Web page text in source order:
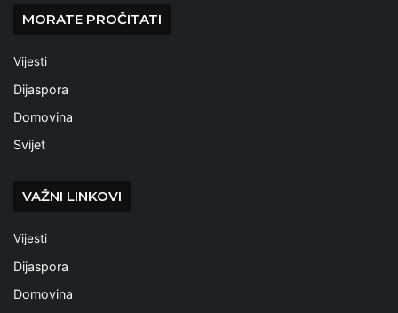
MORATE PROČITATI
Vijesti
Dijaspora
Domovina
Svijet
VAŽNI LINKOVI
Vijesti
Dijaspora
Domovina